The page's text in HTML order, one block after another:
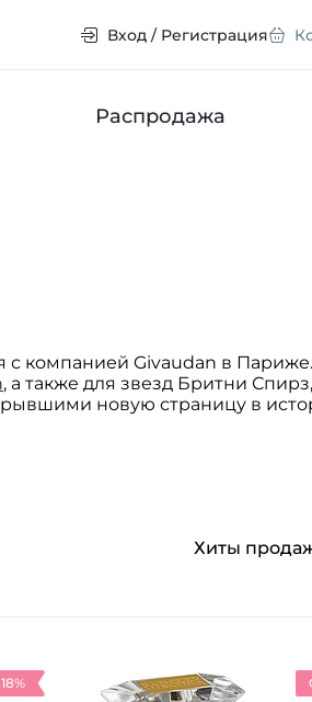
Вход / Регистрация
Распродажа
с компанией Givaudan в Париже.
, а также для звезд Бритни Спирз,
новую страницу в
Хиты